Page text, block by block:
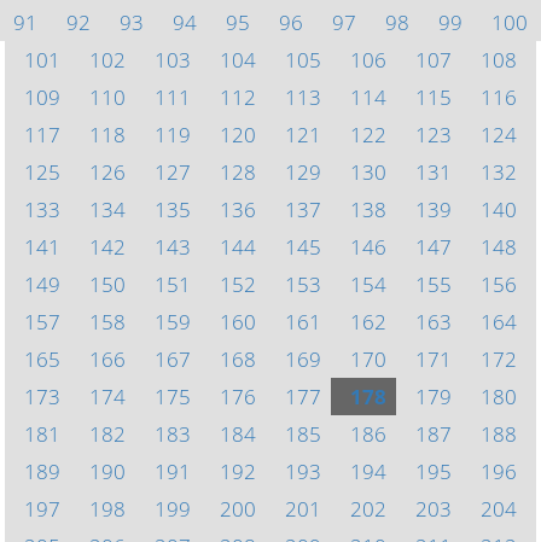
91
92 93 94 95 96 97 98 99
100
101
102 103 104 105 106 107
108
109
110 111 112 113 114 115
116
117
118 119 120 121 122 123
124
125
126 127 128 129 130 131
132
133
134 135 136 137 138 139
140
141
142 143 144 145 146 147
148
149
150 151 152 153 154 155
156
157
158 159 160 161 162 163
164
165
166 167 168 169 170 171
172
173
174 175 176 177 178 179
180
181
182 183 184 185 186 187
188
189
190 191 192 193 194 195
196
197
198 199 200 201 202 203
204